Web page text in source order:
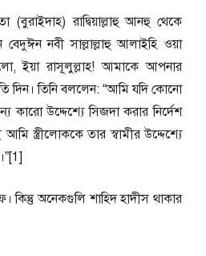
রাদ্বিয়াল্লাহু আনহু থেকে
নবী সাল্লাল্লাহু আলাইহি ওয়া
ইয়া রাসূলুল্লাহ! আমাকে আপনার
দিন। তিনি বললেন: “আমি যদি কোনো
কারো উদ্দেশ্যে সিজদা করার নির্দেশ
স্ত্রীলোককে তার স্বামীর উদ্দেশ্যে
কিন্তু অনেকগুলি শাহিদ হাদীস থাকার